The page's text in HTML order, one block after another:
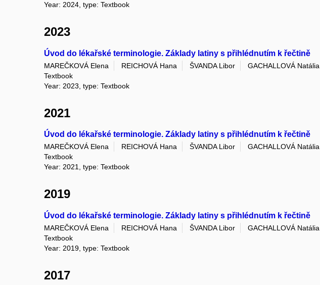
Year: 2024, type: Textbook
2023
Úvod do lékařské terminologie. Základy latiny s přihlédnutím k řečtině
MAREČKOVÁ Elena REICHOVÁ Hana ŠVANDA Libor GACHALLOVÁ Natália
Textbook
Year: 2023, type: Textbook
2021
Úvod do lékařské terminologie. Základy latiny s přihlédnutím k řečtině
MAREČKOVÁ Elena REICHOVÁ Hana ŠVANDA Libor GACHALLOVÁ Natália
Textbook
Year: 2021, type: Textbook
2019
Úvod do lékařské terminologie. Základy latiny s přihlédnutím k řečtině
MAREČKOVÁ Elena REICHOVÁ Hana ŠVANDA Libor GACHALLOVÁ Natália
Textbook
Year: 2019, type: Textbook
2017